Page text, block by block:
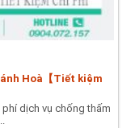
Hoà【Tiết kiệm
dịch vụ chống thấm